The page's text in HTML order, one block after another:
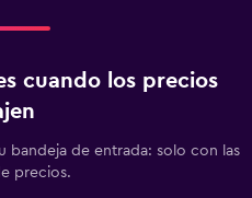
cuando los precios
bandeja de entrada: solo con las
precios.